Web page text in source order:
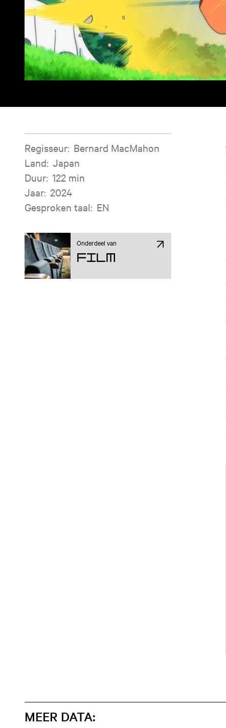
Filminformatie
Regisseur: Bernard MacMahon
Land: Japan
Duur: 122 min
Jaar: 2024
Gesproken taal: EN
Onderdeel van
Film
MEER DATA: